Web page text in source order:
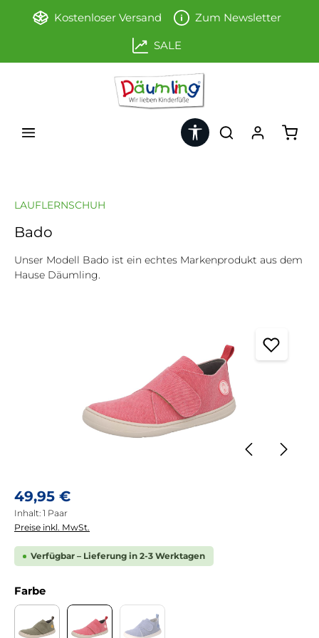
Zum Hauptinhalt springen
Kostenloser Versand Zum Newsletter
SALE
Werkzeugleiste anzeigen
LAUFLERNSCHUH
Bado
Unser Modell Bado ist ein echtes Markenprodukt aus dem
Hause Däumling.
Regulärer Preis:
49,95 €
Inhalt: 1 Paar
Preise inkl. MwSt.
Verfügbar – Lieferung in 2-3 Werktagen
Farbeauswählen